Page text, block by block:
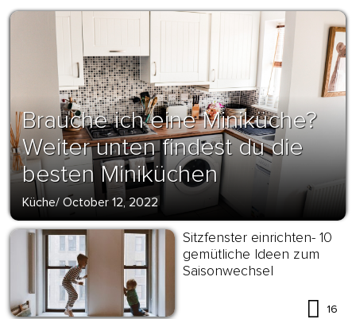
Brauche ich eine Miniküche?
Weiter unten findest du die
besten Miniküchen
Küche/ October 12, 2022
Sitzfenster einrichten- 10
gemütliche Ideen zum
Saisonwechsel
16